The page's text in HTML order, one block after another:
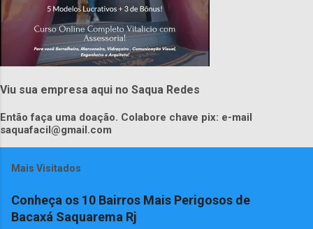
Viu sua empresa aqui no Saqua Redes
Então faça uma doação. Colabore chave pix: e-mail
saquafacil@gmail.com
Mais Visitados
Conheça os 10 Bairros Mais Perigosos de
Bacaxá Saquarema Rj